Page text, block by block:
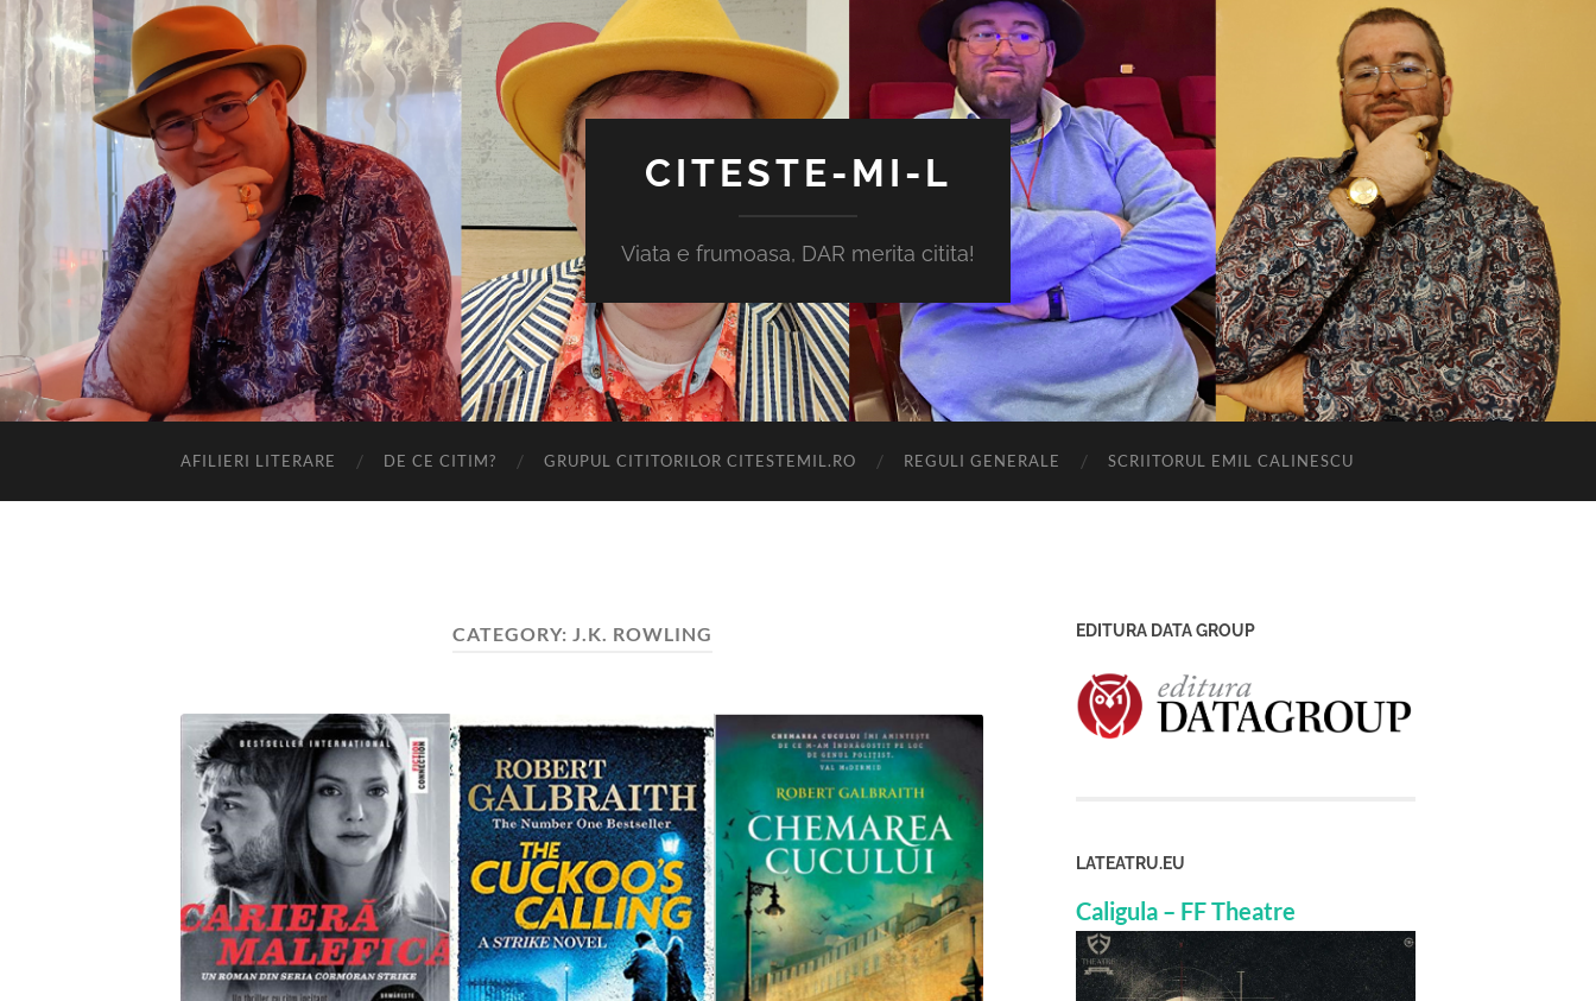
CITESTE-MI-L
Viata e frumoasa, DAR merita citita!
AFILIERI LITERARE DE CE CITIM? GRUPUL CITITORILOR CITESTEMIL.RO REGULI GENERALE SCRIITORUL EMIL CALINESCU
CATEGORY: J.K. ROWLING EDITURA DATA GROUP
LATEATRU.EU
Caligula – FF Theatre